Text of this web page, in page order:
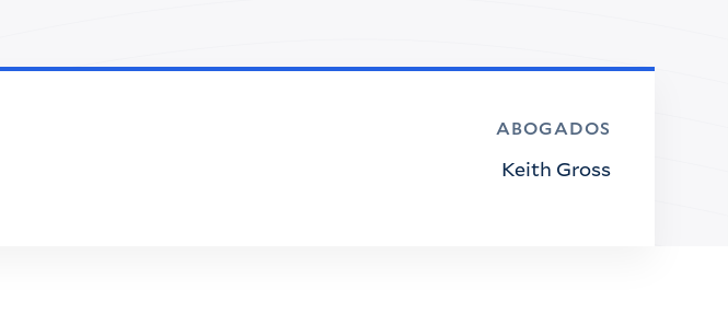
ABOGADOS
Keith Gross